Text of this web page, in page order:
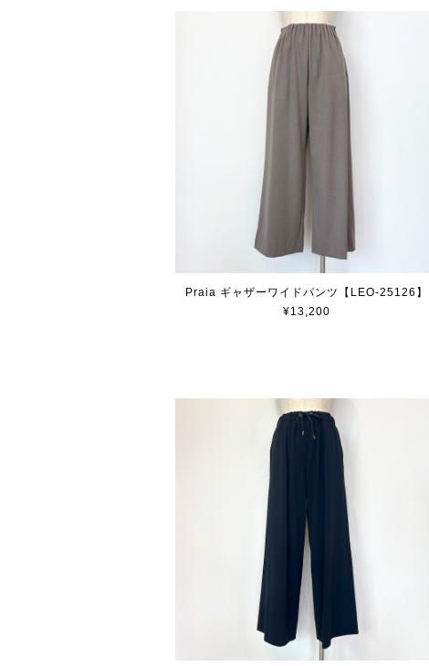
Praia ギャザーワイドパンツ【LEO-25126】
¥13,200